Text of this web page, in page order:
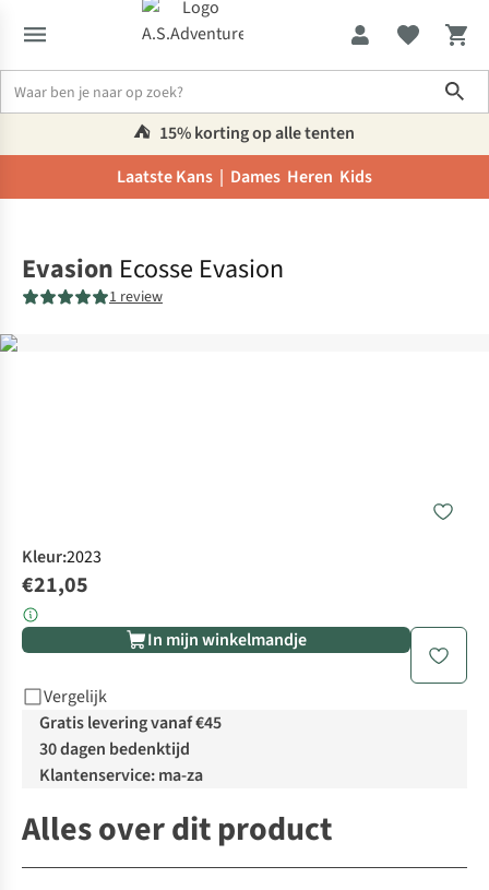
⛺️ 15% korting op alle tenten
Laatste Kans | Dames Heren Kids
Evasion Ecosse Evasion
1 review
Kleur:2023
€21,05
In mijn winkelmandje
Vergelijk
Gratis levering vanaf €45
30 dagen bedenktijd
Klantenservice: ma-za
Alles over dit product